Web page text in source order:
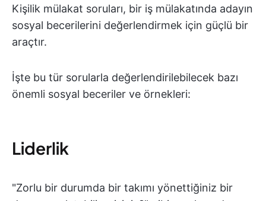
Kişilik mülakat soruları, bir iş mülakatında adayın
sosyal becerilerini değerlendirmek için güçlü bir
araçtır.
İşte bu tür sorularla değerlendirilebilecek bazı
önemli sosyal beceriler ve örnekleri:
Liderlik
"Zorlu bir durumda bir takımı yönettiğiniz bir